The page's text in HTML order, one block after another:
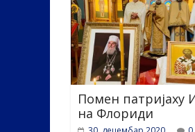
Помен патријаху
на Флориди